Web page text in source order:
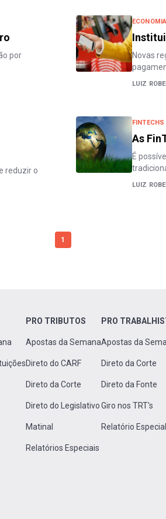
por
ECONOMIA
Novas
LUIZ
reduzir o
FINTECHS
As
É
LUIZ
1
PRO TRIBUTOS
Apostas da Semana
Direto do CARF
Direto da Corte
Direto do Legislativo
Matinal
Relatórios Especiais
PRO
Apostas da
Direto da Corte
Direto da Fonte
Giro nos TRT's
Relatório Especial